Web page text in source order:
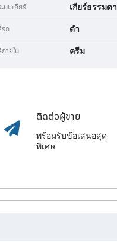
บบเกียร์ เกียร์ธรรมดา
รถ ดำ
ายใน ครีม
ติดต่อผู้ขาย
พร้อมรับข้อเสนอสุด
พิเศษ